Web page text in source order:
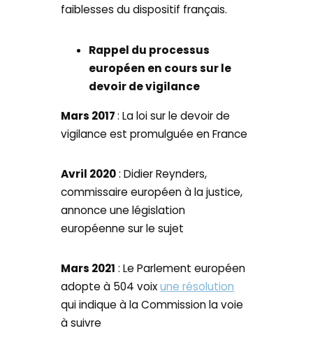
faiblesses du dispositif français.
Rappel du processus
européen en cours sur le
devoir de vigilance
Mars 2017: La loi sur le devoir de
vigilance est promulguée en France
Avril 2020: Didier Reynders,
commissaire européen à la justice,
annonce une législation
européenne sur le sujet
Mars 2021 : Le Parlement européen
adopte à 504 voixune résolution
qui indique à la Commission la voie
à suivre